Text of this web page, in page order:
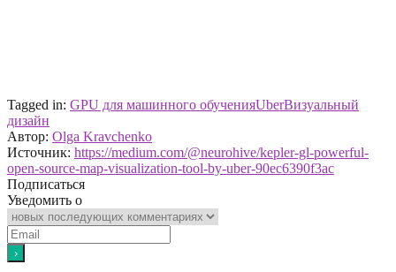
Tagged in: GPU для машинного обученияUberВизуальный
дизайн
Автор: Olga Kravchenko
Источник: https://medium.com/@neurohive/kepler-gl-powerful-
open-source-map-visualization-tool-by-uber-90ec6390f3ac
Подписаться
Уведомить о